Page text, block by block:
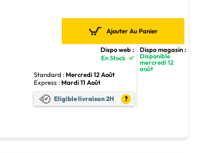
Ajouter Au Panier
Dispo web :
En Stock
Standard : Mercredi 12 Août
Express : Mardi 11 Août
Eligible livraison 2H ?
Dispo magasin :
Disponible
mercredi 12
août